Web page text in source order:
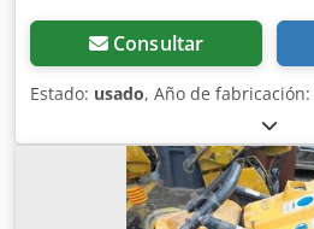
Consultar
Estado: usado, Año de fabricación: